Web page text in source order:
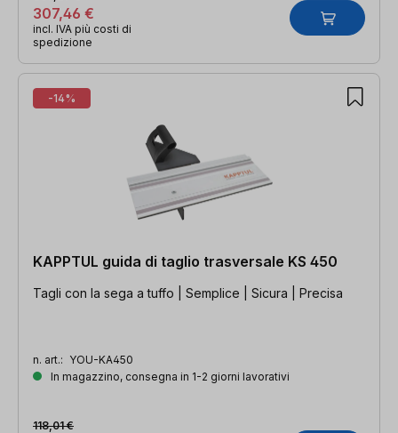
307,46 €
incl. IVA più costi di
spedizione
-14%
KAPPTUL guida di taglio trasversale KS 450
Tagli con la sega a tuffo | Semplice | Sicura | Precisa
n. art.: YOU-KA450
In magazzino, consegna in 1-2 giorni lavorativi
118,01 €